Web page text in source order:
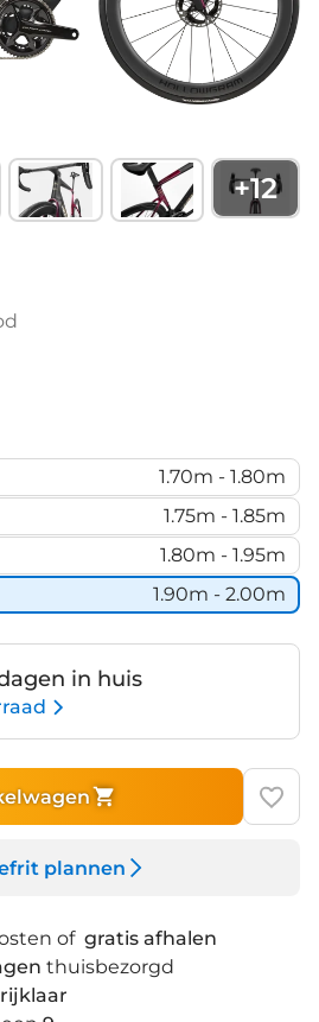
+12
1.70m - 1.80m
1.75m - 1.85m
1.80m - 1.95m
1.90m - 2.00m
in huis
plannen
of gratis afhalen
thuisbezorgd
rijklaar